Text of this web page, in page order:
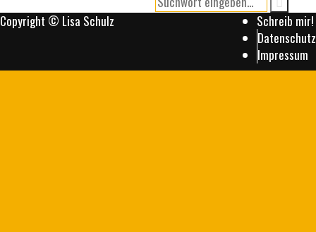
Schreib mir!
Datenschutz
Impressum
Copyright © Lisa Schulz